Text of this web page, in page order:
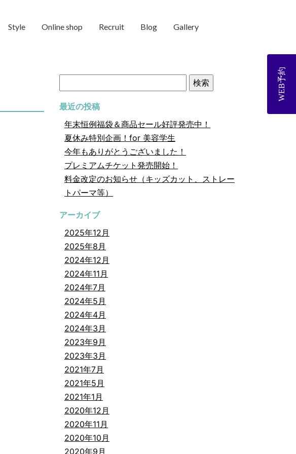
WEB予約
Style Online shop Recruit Blog Gallery
索:
最近の投稿
年末恒例福袋＆商品セール好評発売中！
夏休み特別企画！for 美容学生
今年もありがとうございました！
プレミアムチケット発売開始！
料金改定のお知らせ（キッズカット、ストレー
トパーマ等）
アーカイブ
2025年12月
2025年8月
2024年12月
2024年11月
2024年7月
2024年5月
2024年4月
2024年3月
2023年9月
2023年3月
2021年7月
2021年5月
2021年1月
2020年12月
2020年11月
2020年10月
2020年9月